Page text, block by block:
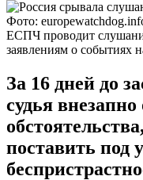
Фото:
ЕСПЧ проводит
заявлениям о событиях
За 16 дней до
судья
поставить под